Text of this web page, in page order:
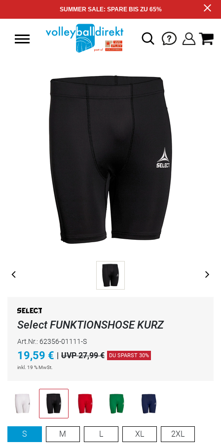
SUMMER SALE: SPARE BIS ZU 65%
Select FUNKTIONSHOSE KURZ
Art.Nr.: 62356-01111-S
19,59 € | UVP 27,99 € DU SPARST 30%
inkl. 19 % MwSt.
S M L XL 2XL